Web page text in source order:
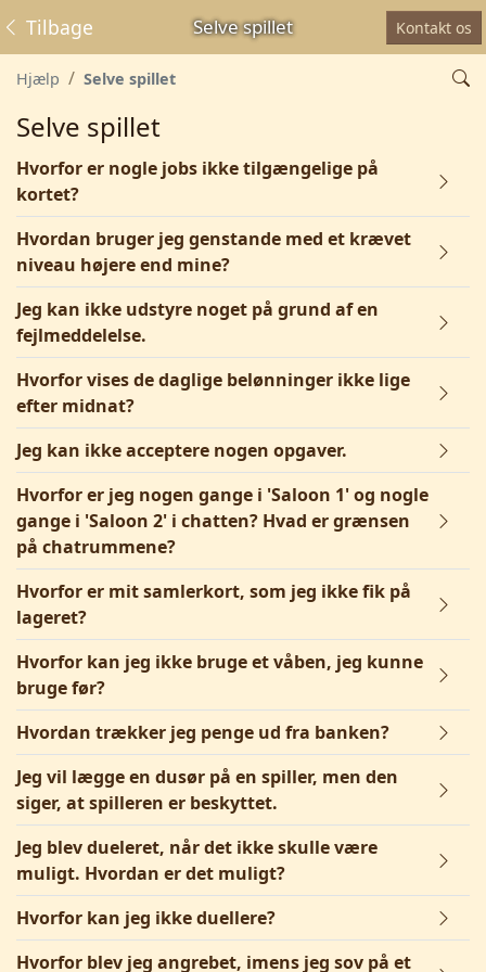
Selve spillet
Tilbage Kontakt os
Hjælp Selve spillet
Selve spillet
Hvorfor er nogle jobs ikke tilgængelige på
kortet?
Hvordan bruger jeg genstande med et krævet
niveau højere end mine?
Jeg kan ikke udstyre noget på grund af en
fejlmeddelelse.
Hvorfor vises de daglige belønninger ikke lige
efter midnat?
Jeg kan ikke acceptere nogen opgaver.
Hvorfor er jeg nogen gange i 'Saloon 1' og nogle
gange i 'Saloon 2' i chatten? Hvad er grænsen
på chatrummene?
Hvorfor er mit samlerkort, som jeg ikke fik på
lageret?
Hvorfor kan jeg ikke bruge et våben, jeg kunne
bruge før?
Hvordan trækker jeg penge ud fra banken?
Jeg vil lægge en dusør på en spiller, men den
siger, at spilleren er beskyttet.
Jeg blev dueleret, når det ikke skulle være
muligt. Hvordan er det muligt?
Hvorfor kan jeg ikke duellere?
Hvorfor blev jeg angrebet, imens jeg sov på et